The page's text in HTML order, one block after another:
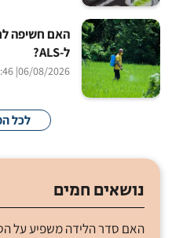
האם חשיפה
ל-ALS?
06/08/2026
| 7:46 am
לכל
נושאים חמים
האם סדר הלידה משפיע על